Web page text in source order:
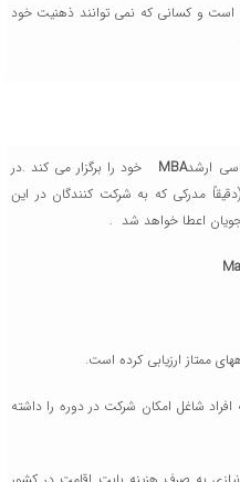
است و کسانی که نمی توانند ذهنیت خود
ارشدMBA خود را برگزار می کند .در
مدرکی که به شرکت کنندگان در این
اعطا خواهد شد .
شاغل امکان شرکت در دوره را داشته